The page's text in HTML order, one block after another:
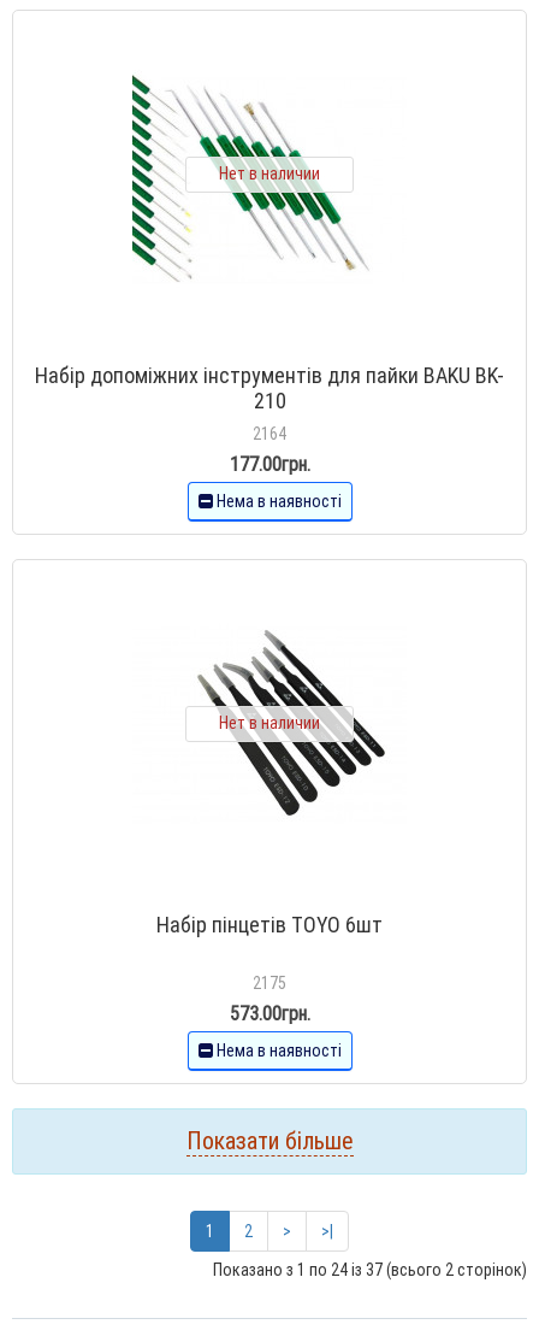
Нет в наличии
Набір допоміжних інструментів для пайки BAKU BK-
210
2164
177.00грн.
Нема в наявності
Нет в наличии
Набір пінцетів TOYO 6шт
2175
573.00грн.
Нема в наявності
Показати більше
1 2 >
>|
Показано з 1 по 24 із 37 (всього 2 сторінок)